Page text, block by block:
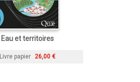
Eau et territoires
Livre papier 26,00 €